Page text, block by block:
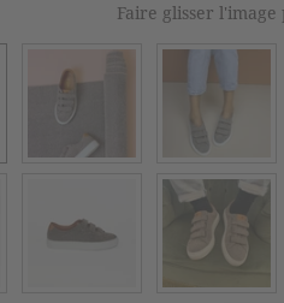
Faire glisser